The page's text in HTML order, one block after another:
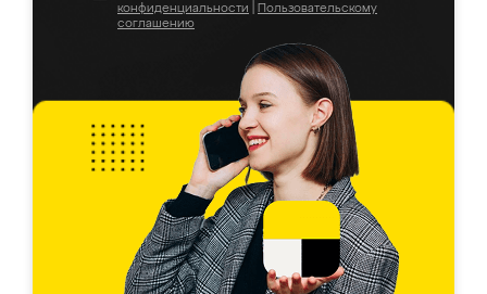
конфиденциальности
Пользовательскому
соглашению